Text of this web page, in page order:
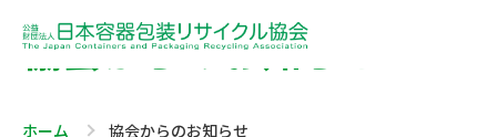
協会からのお知らせ
ホーム 協会からのお知らせ